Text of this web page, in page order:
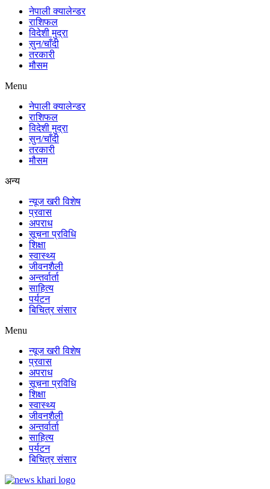
नेपाली क्यालेन्डर
राशिफल
विदेशी मुद्रा
सुन/चाँदी
तरकारी
मौसम
Menu
नेपाली क्यालेन्डर
राशिफल
विदेशी मुद्रा
सुन/चाँदी
तरकारी
मौसम
अन्य
न्यूज खरी विशेष
प्रवास
अपराध
सूचना प्रविधि
शिक्षा
स्वास्थ्य
जीवनशैली
अन्तर्वार्ता
साहित्य
पर्यटन
बिचित्र संसार
Menu
न्यूज खरी विशेष
प्रवास
अपराध
सूचना प्रविधि
शिक्षा
स्वास्थ्य
जीवनशैली
अन्तर्वार्ता
साहित्य
पर्यटन
बिचित्र संसार